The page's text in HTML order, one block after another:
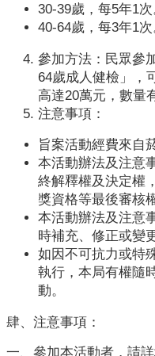
專
區
便
民
服
務
政
府
資
訊
公
開
各
生
30-39歲，每5年1次
40-64歲，每3年1次
參加方法：民眾參
64歲成人健檢」，
高達20萬元，數量
注意事項：
旨案活動經費來自
本活動辦法及注意
終解釋權及決定權
獎資格等最後審核權
本活動辦法及注意
時補充、修正或變
如因不可抗力或特
執行，本局有權隨
動。
肆、注意事項：
一、參加本活動者，請